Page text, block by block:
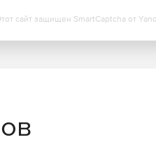
и предлагает сотни
и распространять по мере
сайт защищен SmartCaptcha от